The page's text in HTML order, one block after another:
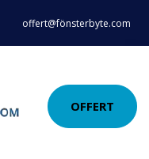
offert@fönsterbyte.com
OFFERT